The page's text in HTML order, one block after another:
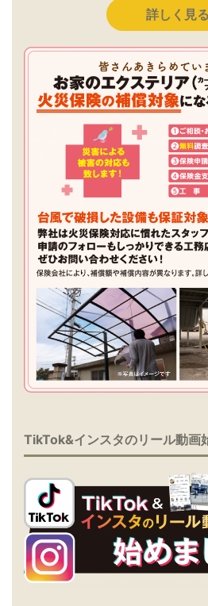
詳しく見る
TikTok&インスタのリール動画